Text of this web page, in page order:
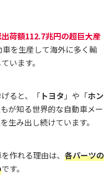
荷額112.7兆円の超巨大産
車を生産して海外に多く輸
います。
ると、「 トヨタ 」や「ホン
が知る世界的な自動車メー
生み出し続けています。
作れる理由は、 各パーツの
です。